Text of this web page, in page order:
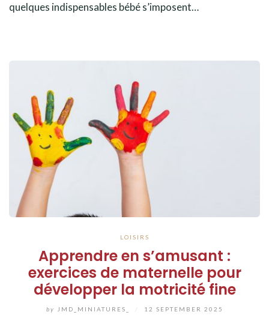
quelques indispensables bébé s’imposent…
LOISIRS
Apprendre en s’amusant :
exercices de maternelle pour
développer la motricité fine
by JMD_MINIATURES_ 12 SEPTEMBER 2025